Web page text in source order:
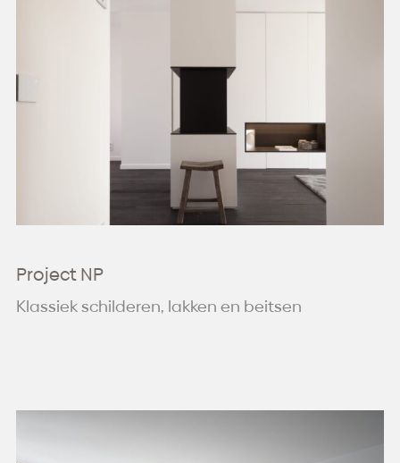
Behang en vloerbekleding
Project NP
Klassiek schilderen, lakken en beitsen